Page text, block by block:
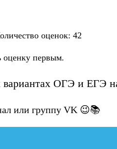
оценок: 42
оценку первым.
ОГЭ и ЕГЭ
или группу VK 😉📚